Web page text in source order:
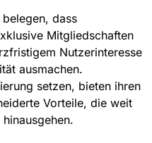
dass
Mitgliedschaften
Nutzerinteresse
ausmachen.
setzen, bieten ihren
Vorteile, die weit